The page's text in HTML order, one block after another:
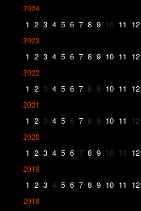
2024
1 2 3 4 5 6 7 8 9 10 11 12
2023
1 2 3 4 5 6 7 8 9 10 11 12
2022
1 2 3 4 5 6 7 8 9 10 11 12
2021
1 2 3 4 5 6 7 8 9 10 11 12
2020
1 2 3 4 5 6 7 8 9 10 11 12
2019
1 2 3 4 5 6 7 8 9 10 11 12
2018